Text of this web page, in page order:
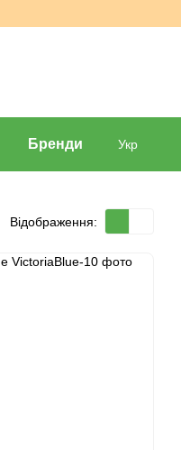
Бренди Укр
Відображення: